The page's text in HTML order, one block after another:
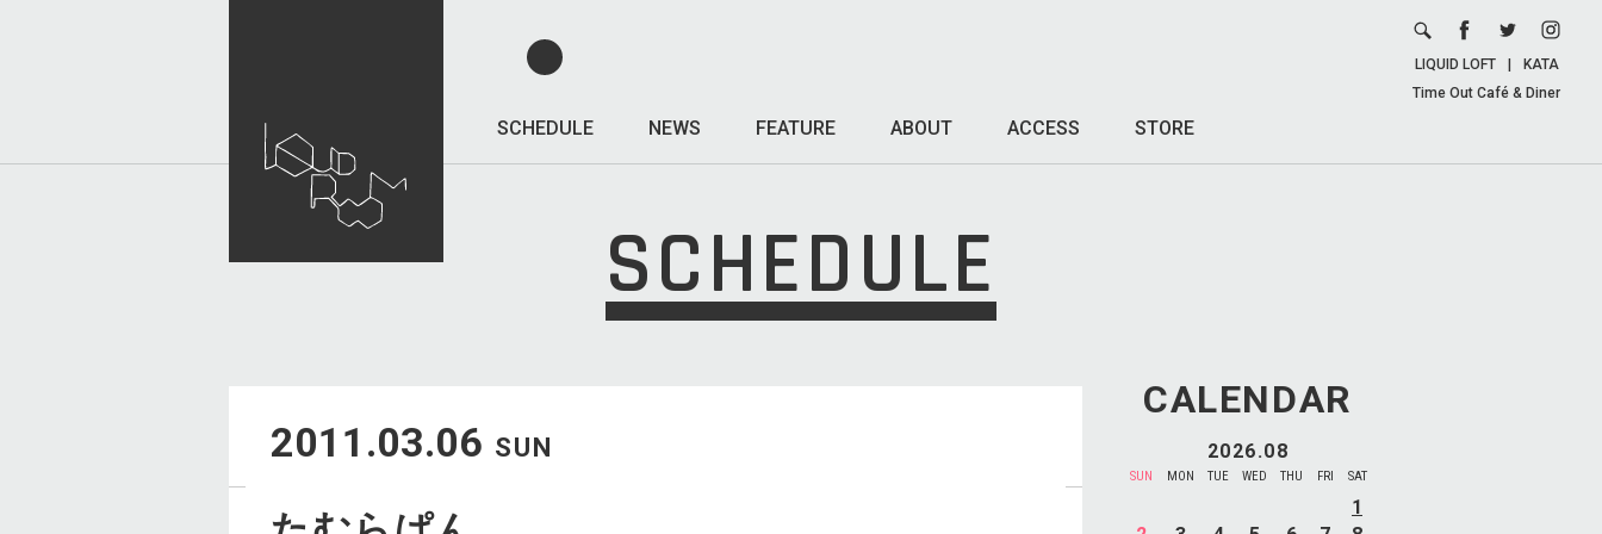
SCHEDULE NEWS FEATURE ABOUT ACCESS STORE
LIQUID LOFT
KATA
Time Out Café & Diner
SCHEDULE
CALENDAR
2026.08
SUN MON TUE WED THU FRI SAT
1
2011.03.06 SUN